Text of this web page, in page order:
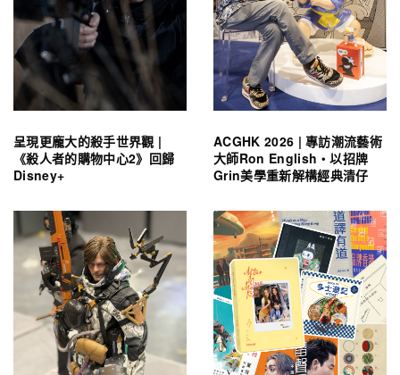
呈現更龐大的殺手世界觀 |
《殺人者的購物中心2》回歸
Disney+
ACGHK 2026 | 專訪潮流藝術
大師Ron English・以招牌
Grin美學重新解構經典清仔